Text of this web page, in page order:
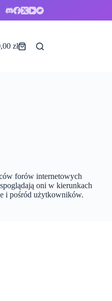
zł
forów internetowych
oni w kierunkach
i pośród użytkowników.